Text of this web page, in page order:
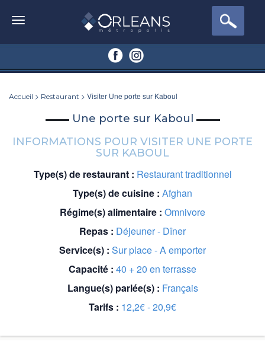
Accueil > Restaurant > Visiter Une porte sur Kaboul
Une porte sur Kaboul
INFORMATIONS POUR VISITER UNE PORTE
SUR KABOUL
Type(s) de restaurant : Restaurant traditionnel
Type(s) de cuisine : Afghan
Régime(s) alimentaire : Omnivore
Repas : Déjeuner - Dîner
Service(s) : Sur place - A emporter
Capacité : 40 + 20 en terrasse
Langue(s) parlée(s) : Français
Tarifs : 12,2€ - 20,9€